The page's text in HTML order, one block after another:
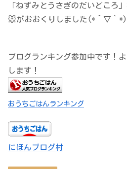
「ねずみとうさぎのだいどころ
🐭がおおくりしました(*´▽｀*)
ブログランキング参加中です！
します！
おうちごはんランキング
にほんブログ村